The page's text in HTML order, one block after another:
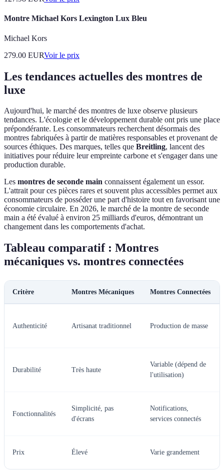
Montre Michael Kors Lexington Lux Bleu
Michael Kors
279.00 EURVoir le prix
Les tendances actuelles des montres de
luxe
Aujourd'hui, le marché des montres de luxe observe plusieurs
tendances. L'écologie et le développement durable ont pris une place
prépondérante. Les consommateurs recherchent désormais des
montres fabriquées à partir de matières responsables et provenant de
sources éthiques. Des marques, telles que Breitling, lancent des
initiatives pour réduire leur empreinte carbone et s'engager dans une
production durable.
Les montres de seconde main connaissent également un essor.
L'attrait pour ces pièces rares et souvent plus accessibles permet aux
consommateurs de posséder une part d'histoire tout en favorisant une
économie circulaire. En 2026, le marché de la montre de seconde
main a été évalué à environ 25 milliards d'euros, démontrant un
changement dans les comportements d'achat.
Tableau comparatif : Montres
mécaniques vs. montres connectées
Critère Montres Mécaniques Montres Connectées
Authenticité Artisanat traditionnel Production de masse
Durabilité Très haute
Variable (dépend de
l'utilisation)
Fonctionnalités
Simplicité, pas
d'écrans
Notifications,
services connectés
Prix Élevé Varie grandement